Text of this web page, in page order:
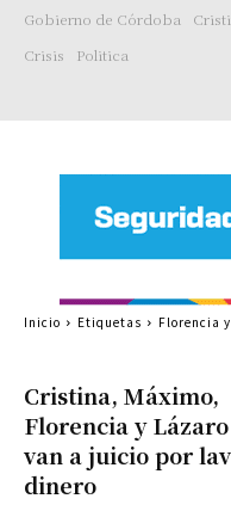
Gobierno de Córdoba
Crisis
Politica
Cristina, Máximo,
Florencia y
van a juicio por
dinero
Inicio Etiquetas Florencia